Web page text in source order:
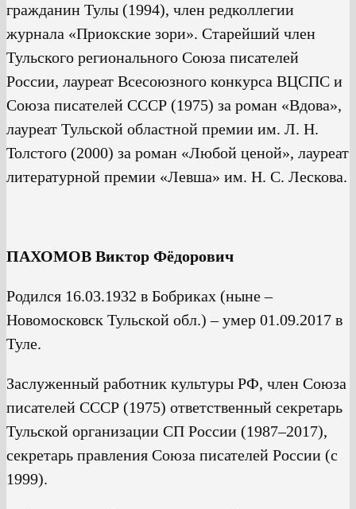
гражданин Тулы (1994), член редколлегии
журнала «Приокские зори». Старейший член
Тульского регионального Союза писателей
России, лауреат Всесоюзного конкурса ВЦСПС и
Союза писателей СССР (1975) за роман «Вдова»,
лауреат Тульской областной премии им. Л. Н.
Толстого (2000) за роман «Любой ценой», лауреат
литературной премии «Левша» им. Н. С. Лескова.
ПАХОМОВ Виктор Фёдорович
Родился 16.03.1932 в Бобриках (ныне –
Новомосковск Тульской обл.) – умер 01.09.2017 в
Туле.
Заслуженный работник культуры РФ, член Союза
писателей СССР (1975) ответственный секретарь
Тульской организации СП России (1987–2017),
секретарь правления Союза писателей России (с
1999).